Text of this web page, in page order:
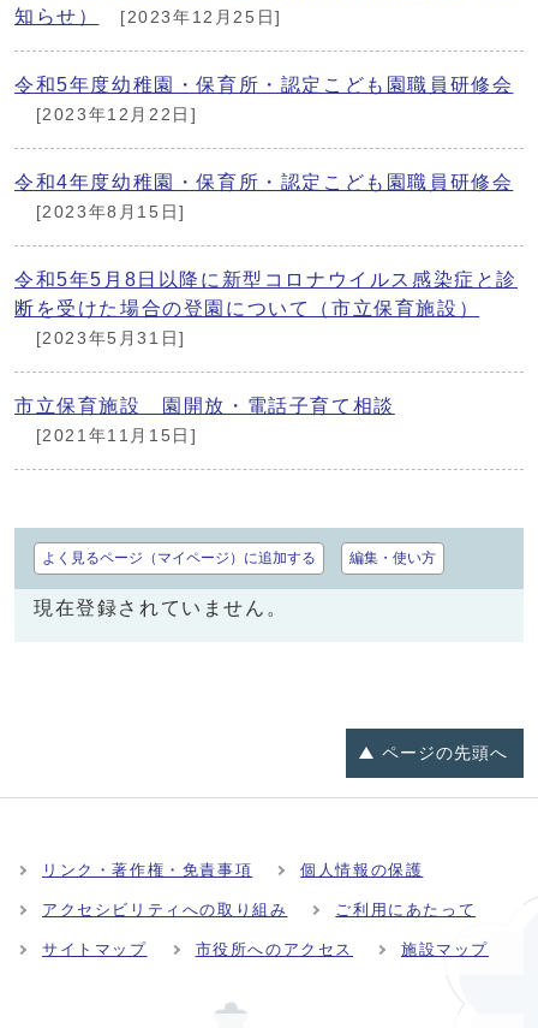
知らせ）
[2023年12月25日]
令和5年度幼稚園・保育所・認定こども園職員研修会
[2023年12月22日]
令和4年度幼稚園・保育所・認定こども園職員研修会
[2023年8月15日]
令和5年5月8日以降に新型コロナウイルス感染症と診
断を受けた場合の登園について（市立保育施設）
[2023年5月31日]
市立保育施設 園開放・電話子育て相談
[2021年11月15日]
よく見るページ（マイページ）に追加する 編集・使い方
現在登録されていません。
ページの先頭へ
リンク・著作権・免責事項 個人情報の保護
アクセシビリティへの取り組み ご利用にあたって
サイトマップ 市役所へのアクセス 施設マップ